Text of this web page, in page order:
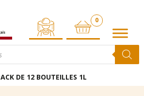
0
ARTICLE
DE 12 BOUTEILLES 1L